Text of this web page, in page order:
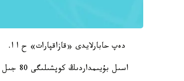
دەپ حابارلايدى «قازاقپارات» ح ا ا.
اسىل بۇيىمداردىڭ كوپشىلىگى 80 جىل بۇرىن جوعالىپ كەتتى دەپ سانالعان.